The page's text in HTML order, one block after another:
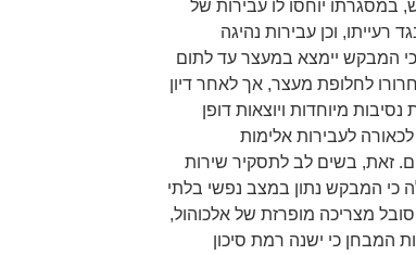
המבקש, במסגרתו יוחסו לו עבירות של
רעייתו, וכן עבירות נהיגה
המבקש יימצא במעצר עד לתום
לחלופת מעצר, אך לאחר דיון
מיוחדות ויוצאות דופן
לעבירות אלימות
זאת, בשים לב לתסקיר שירות
כי המבקש נתון במצב נפשי בלתי
סובל מצריכה מופרזת של אלכוהול,
כי ישנה רמת סיכון